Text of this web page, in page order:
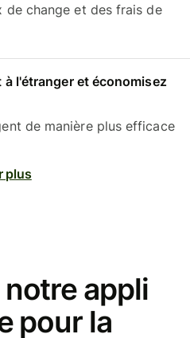
de change et des frais de
à l'étranger et économisez
de manière plus efficace
plus
appli
pour la